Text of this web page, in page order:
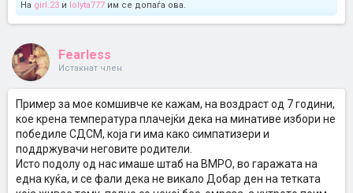
На girl.23 и lolyta777 им се допаѓа ова.
Fearless
Истакнат член
Пример за мое комшивче ке кажам, на воздраст од 7 години,
кое крена температура плачејќи дека на минативе избори не
победиле СДСМ, која ги има како симпатизери и
поддржувачи неговите родители.
Исто подолу од нас имаше штаб на ВМРО, во гаражата на
една куќа, и се фали дека не викало Добар ден на тетката